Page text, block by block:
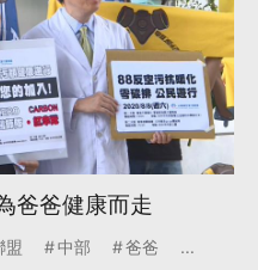
爸爸健康而走
盟 中部 爸爸 ...